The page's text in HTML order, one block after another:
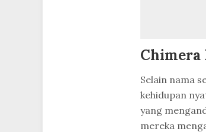
Chimera
Selain nama
kehidupan
yang
mereka